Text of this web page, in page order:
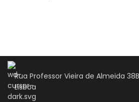
Rua Professor Vieira de Almeida
Lisboa